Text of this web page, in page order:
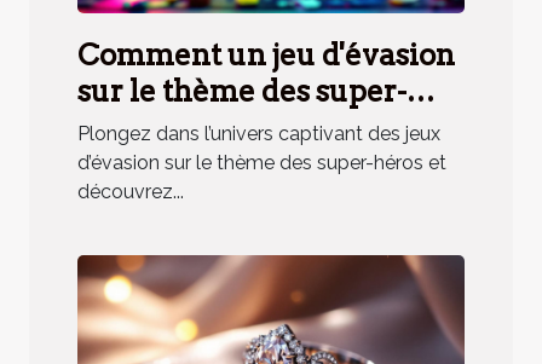
Comment un jeu d'évasion
sur le thème des super-
héros renforce la cohésion
d'équipe ?
Plongez dans l’univers captivant des jeux
d’évasion sur le thème des super-héros et
découvrez...